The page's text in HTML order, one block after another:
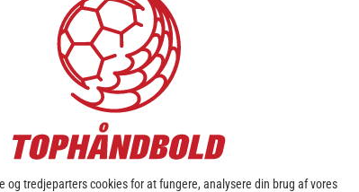
og tredjeparters cookies for at fungere, analysere din brug af vores